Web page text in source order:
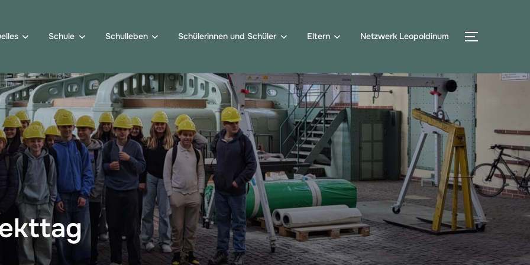
Schule Schulleben Schülerinnen und Schüler Eltern Netzwerk Leopoldinum
Suchen